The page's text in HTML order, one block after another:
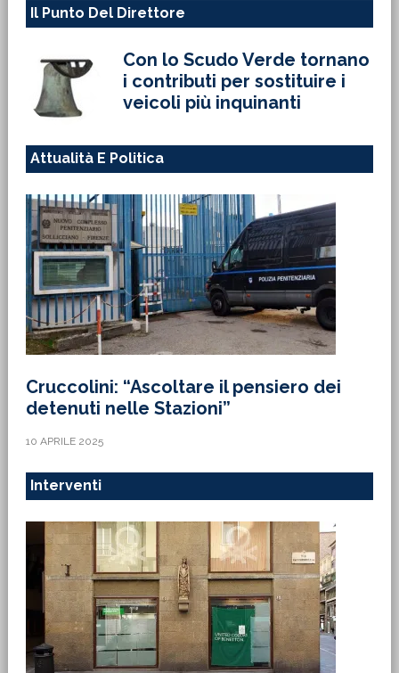
Il Punto Del Direttore
Con lo Scudo Verde tornano
i contributi per sostituire i
veicoli più inquinanti
Attualità E Politica
Cruccolini: “Ascoltare il pensiero dei
detenuti nelle Stazioni”
10 APRILE 2025
Interventi